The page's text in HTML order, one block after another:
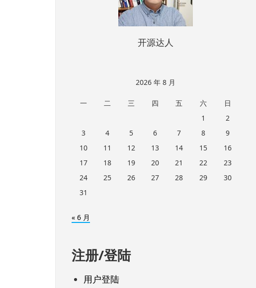
开源达人
2026 年 8 月
一 二 三 四 五 六
日
1
2
3
4 5 6 7 8
9
10
11 12 13 14 15
16
17
18 19 20 21 22
23
24
25 26 27 28 29
30
31
« 6 月
注册/登陆
用户登陆